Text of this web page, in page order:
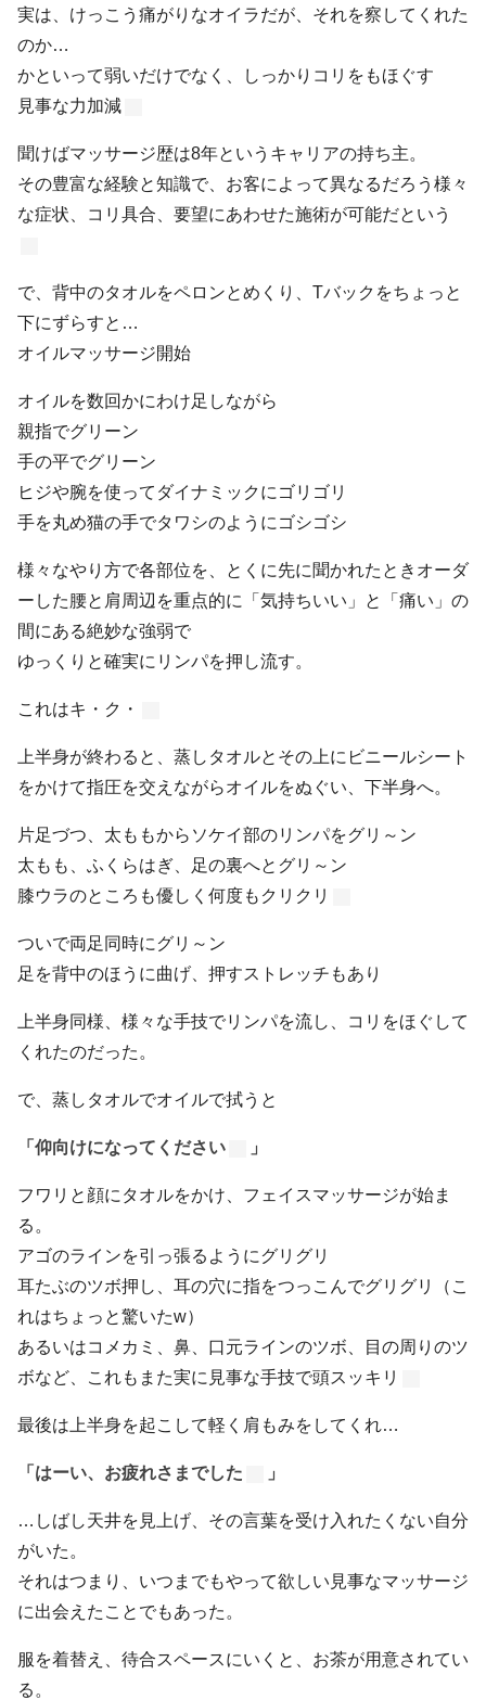
実は、けっこう痛がりなオイラだが、それを察してくれた
のか…
かといって弱いだけでなく、しっかりコリをもほぐす
見事な力加減
聞けばマッサージ歴は8年というキャリアの持ち主。
その豊富な経験と知識で、お客によって異なるだろう様々
な症状、コリ具合、要望にあわせた施術が可能だという
で、背中のタオルをペロンとめくり、Tバックをちょっと
下にずらすと…
オイルマッサージ開始
オイルを数回かにわけ足しながら
親指でグリーン
手の平でグリーン
ヒジや腕を使ってダイナミックにゴリゴリ
手を丸め猫の手でタワシのようにゴシゴシ
様々なやり方で各部位を、とくに先に聞かれたときオーダ
ーした腰と肩周辺を重点的に「気持ちいい」と「痛い」の
間にある絶妙な強弱で
ゆっくりと確実にリンパを押し流す。
これはキ・ク・
上半身が終わると、蒸しタオルとその上にビニールシート
をかけて指圧を交えながらオイルをぬぐい、下半身へ。
片足づつ、太ももからソケイ部のリンパをグリ～ン
太もも、ふくらはぎ、足の裏へとグリ～ン
膝ウラのところも優しく何度もクリクリ
ついで両足同時にグリ～ン
足を背中のほうに曲げ、押すストレッチもあり
上半身同様、様々な手技でリンパを流し、コリをほぐして
くれたのだった。
で、蒸しタオルでオイルで拭うと
「仰向けになってください 」
フワリと顔にタオルをかけ、フェイスマッサージが始ま
る。
アゴのラインを引っ張るようにグリグリ
耳たぶのツボ押し、耳の穴に指をつっこんでグリグリ（こ
れはちょっと驚いたw）
あるいはコメカミ、鼻、口元ラインのツボ、目の周りのツ
ボなど、これもまた実に見事な手技で頭スッキリ
最後は上半身を起こして軽く肩もみをしてくれ…
「はーい、お疲れさまでした 」
…しばし天井を見上げ、その言葉を受け入れたくない自分
がいた。
それはつまり、いつまでもやって欲しい見事なマッサージ
に出会えたことでもあった。
服を着替え、待合スペースにいくと、お茶が用意されてい
る。